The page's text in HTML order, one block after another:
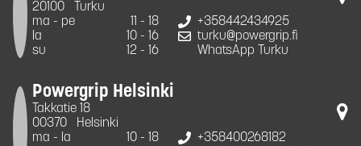
20100
Turku
ma - pe
11 - 18
la
10 - 16
su
12 - 16
+358442434925
turku@powergrip.fi
WhatsApp Turku
Powergrip Helsinki
Takkatie 18
00370
Helsinki
ma - la
10 - 18
+358400268182